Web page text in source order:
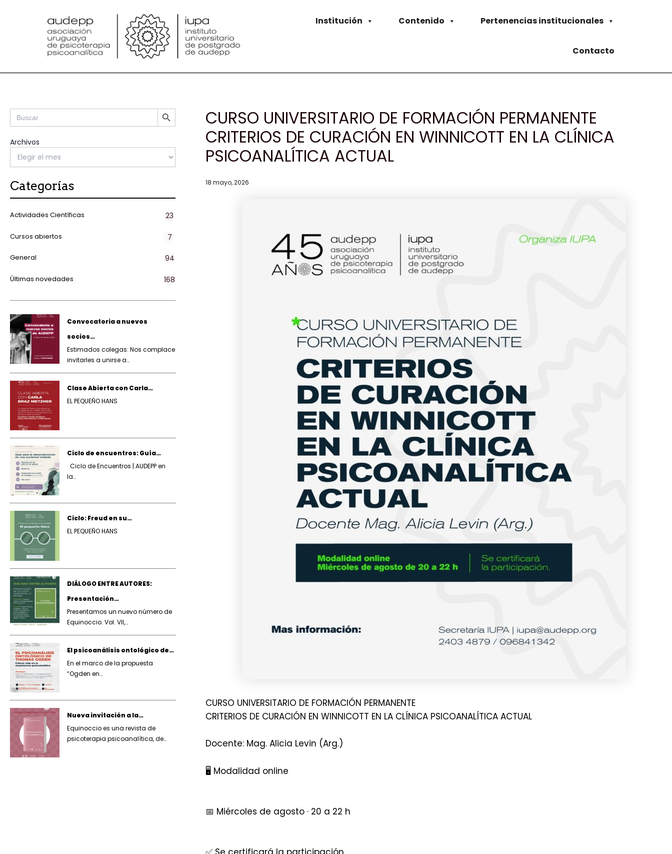
Institución Contenido Pertenencias institucionales
Contacto
Search
for:
SEARCH BUTTON
Archivos
Categorías
Actividades Científicas 23
Cursos abiertos 7
General 94
Últimas novedades 168
Convocatoria a nuevos
socios…
Estimados colegas: Nos complace
invitarles a unirse a…
Clase Abierta con Carla…
EL PEQUEÑO HANS
Ciclo de encuentros: Guía…
Ciclo de Encuentros | AUDEPP en
la…
Ciclo: Freud en su…
EL PEQUEÑO HANS
DIÁLOGO ENTRE AUTORES:
Presentación…
Presentamos un nuevo número de
Equinoccio. Vol. VII,…
El psicoanálisis ontológico de…
En el marco de la propuesta
“Ogden en…
Nueva invitación a la…
Equinoccio es una revista de
psicoterapia psicoanalítica, de…
CURSO UNIVERSITARIO DE FORMACIÓN PERMANENTE
CRITERIOS DE CURACIÓN EN WINNICOTT EN LA CLÍNICA
PSICOANALÍTICA ACTUAL
18 mayo, 2026
CURSO UNIVERSITARIO DE FORMACIÓN PERMANENTE
CRITERIOS DE CURACIÓN EN WINNICOTT EN LA CLÍNICA PSICOANALÍTICA ACTUAL
Docente: Mag. Alicia Levin (Arg.)
🖥️ Modalidad online
📅 Miércoles de agosto · 20 a 22 h